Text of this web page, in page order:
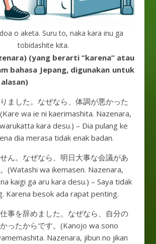
o aketa. Suru to, naka kara inu ga
tobidashite kita.
(yang berarti “karena” atau
bahasa Jepang, digunakan untuk
ました。なぜなら、体調が悪かった
wa ie ni kaerimashita. Nazenara,
kara desu.) – Dia pulang ke
dia merasa tidak enak badan.
ん。なぜなら、明日大事な会議があ
(Watashi wa ikemasen. Nazenara,
kaigi ga aru kara desu.) – Saya tidak
Karena besok ada rapat penting.
事を辞めました。なぜなら、自分の
ったからです。(Kanojo wa sono
Nazenara, jibun no jikan